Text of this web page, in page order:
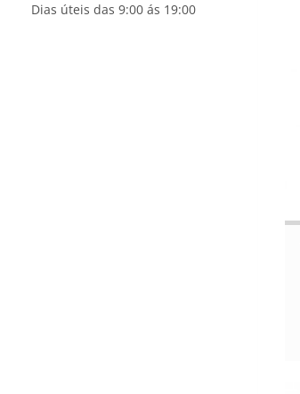
Dias úteis das 9:00 ás 19:00